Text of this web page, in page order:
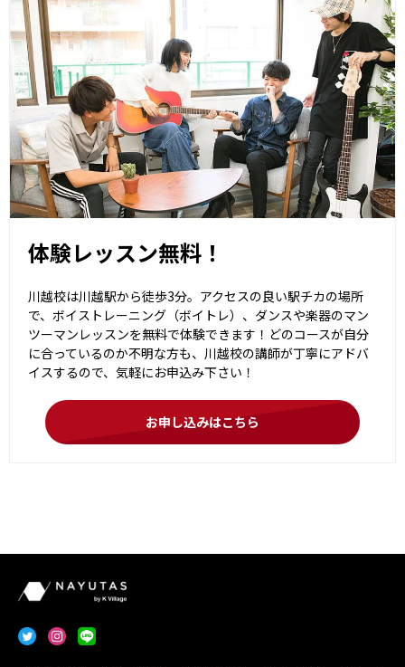
体験レッスン無料！
川越校は川越駅から徒歩3分。アクセスの良い駅チカの場所
で、ボイストレーニング（ボイトレ）、ダンスや楽器のマン
ツーマンレッスンを無料で体験できます！どのコースが自分
に合っているのか不明な方も、川越校の講師が丁寧にアドバ
イスするので、気軽にお申込み下さい！
お申し込みはこちら